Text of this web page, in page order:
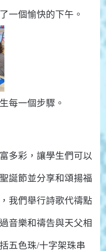
一個愉快的下午。
每一個步驟。
多彩，讓學生們可以
誕節並分享和頌揚福
我們舉行詩歌代禱點
音樂和禱告與天父相
五色珠/十字架珠串